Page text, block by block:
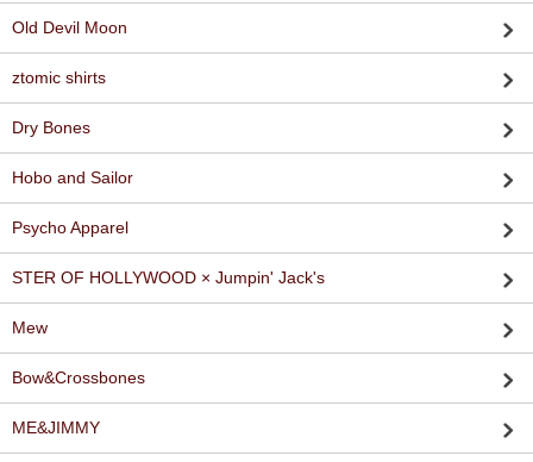
Old Devil Moon
ztomic shirts
Dry Bones
Hobo and Sailor
Psycho Apparel
STER OF HOLLYWOOD × Jumpin' Jack's
Mew
Bow&Crossbones
ME&JIMMY